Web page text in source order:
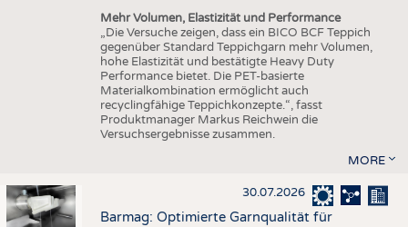
Mehr Volumen, Elastizität und Performance
„Die Versuche zeigen, dass ein BICO BCF Teppich
gegenüber Standard Teppichgarn mehr Volumen,
hohe Elastizität und bestätigte Heavy Duty
Performance bietet. Die PET-basierte
Materialkombination ermöglicht auch
recyclingfähige Teppichkonzepte.“, fasst
Produktmanager Markus Reichwein die
Versuchsergebnisse zusammen.
MORE
30.07.2026
Barmag: Optimierte Garnqualität für